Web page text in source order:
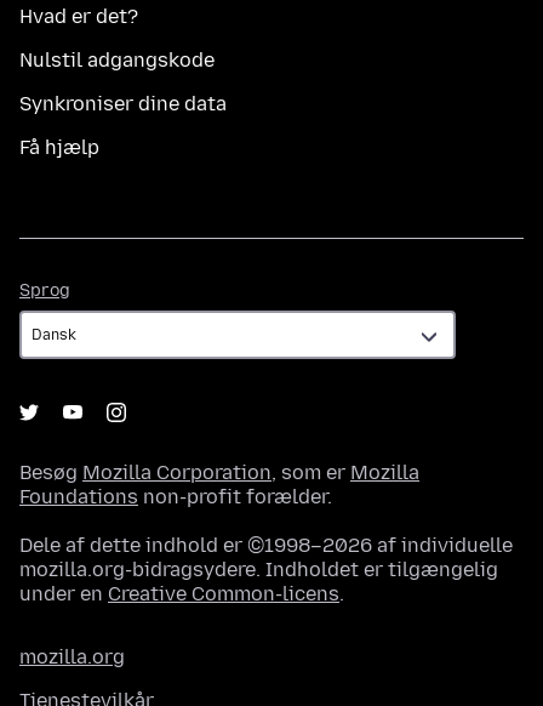
Hvad er det?
Nulstil adgangskode
Synkroniser dine data
Få hjælp
Sprog
Besøg Mozilla Corporation, som er Mozilla
Foundations non-profit forælder.
Dele af dette indhold er ©1998–2026 af individuelle
mozilla.org-bidragsydere. Indholdet er tilgængelig
under en Creative Common-licens.
mozilla.org
Tjenestevilkår